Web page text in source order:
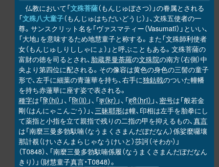
仏教において「文殊菩薩（もんじゅぼさつ）」の眷属とされる
「文殊八大童子（もんじゅはちだいどうじ）」、文殊五使者の一
尊。サンスクリット名を「ヴァスマティー（Vasumatī）」といい、
「大地」を意味するため地慧童子と称する。また「文殊師利使者
女（もんじゅしりししゃにょ）」と呼ぶこともある。文殊菩薩の
富財の徳を司るとされ、 胎蔵界曼荼羅の文殊院の南方（右側）中
央より第四位に配される。その像容は黄色の身色の三髻の童子
形で、左手に細葉の青蓮華を持ち、右手に独鈷戟のついた幢幡
を持ち赤蓮華に座す姿で表される。
種字は「हि（hi） 」、「लि（li） 」、「कृ（kṛ） 」、「ह्री（hrī） 」、 密号は「般若金
剛（はんにゃこんごう）」、三昧耶形は幢、印相は左手を胎拳にし
て薬指と小指を立て親指で残りの二指の甲を抑えるもの、真言
は「南麼三曼多勃馱喃（なうまくさまんだぼだなん）係娑麼囉壤
那計覩（けいさんまらじゃなうけいと）莎訶（そわか）」
（T0848）、「南麼三曼多勃馱喃係履（なうまくさまんだぼだなん
きり）」（財慧童子真言・T0848）。